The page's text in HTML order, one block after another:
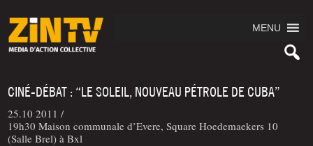
MENU
CINÉ-DÉBAT : “LE SOLEIL, NOUVEAU PÉTROLE DE CUBA”
25.10 2011 /
19h30 Maison communale d’Evere, Square Hoedemaekers 10
(Salle Brel) à Bxl